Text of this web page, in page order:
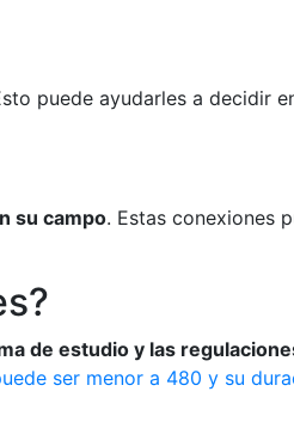
puede ayudarles a decidir
su campo. Estas conexiones
de estudio y las
ser menor a 480 y su